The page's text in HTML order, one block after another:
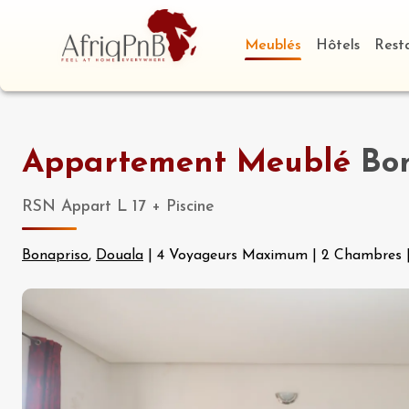
Meublés Hôtels
Appartement Meublé
RSN Appart L 17 + Piscine
Bonapriso, Douala 4 Voyageurs Maximum 2 Chambres